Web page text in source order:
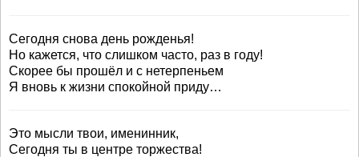
Сегодня снова день рожденья!
Но кажется, что слишком часто, раз в году!
Скорее бы прошёл и с нетерпеньем
Я вновь к жизни спокойной приду…
Это мысли твои, именинник,
Сегодня ты в центре торжества!